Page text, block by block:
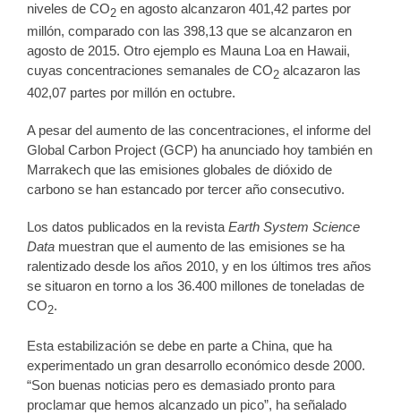
niveles de CO2 en agosto alcanzaron 401,42 partes por
millón, comparado con las 398,13 que se alcanzaron en
agosto de 2015. Otro ejemplo es Mauna Loa en Hawaii,
cuyas concentraciones semanales de CO2 alcazaron las
402,07 partes por millón en octubre.
A pesar del aumento de las concentraciones, el informe del
Global Carbon Project (GCP) ha anunciado hoy también en
Marrakech que las emisiones globales de dióxido de
carbono se han estancado por tercer año consecutivo.
Los datos publicados en la revista Earth System Science
Data muestran que el aumento de las emisiones se ha
ralentizado desde los años 2010, y en los últimos tres años
se situaron en torno a los 36.400 millones de toneladas de
CO2.
Esta estabilización se debe en parte a China, que ha
experimentado un gran desarrollo económico desde 2000.
“Son buenas noticias pero es demasiado pronto para
proclamar que hemos alcanzado un pico”, ha señalado